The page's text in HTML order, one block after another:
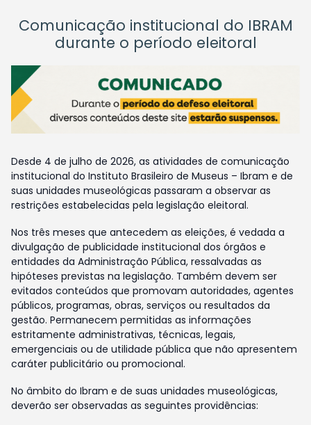
Comunicação institucional do IBRAM
durante o período eleitoral
Desde 4 de julho de 2026, as atividades de comunicação
institucional do Instituto Brasileiro de Museus – Ibram e de
suas unidades museológicas passaram a observar as
restrições estabelecidas pela legislação eleitoral.
Nos três meses que antecedem as eleições, é vedada a
divulgação de publicidade institucional dos órgãos e
entidades da Administração Pública, ressalvadas as
hipóteses previstas na legislação. Também devem ser
evitados conteúdos que promovam autoridades, agentes
públicos, programas, obras, serviços ou resultados da
gestão. Permanecem permitidas as informações
estritamente administrativas, técnicas, legais,
emergenciais ou de utilidade pública que não apresentem
caráter publicitário ou promocional.
No âmbito do Ibram e de suas unidades museológicas,
deverão ser observadas as seguintes providências: